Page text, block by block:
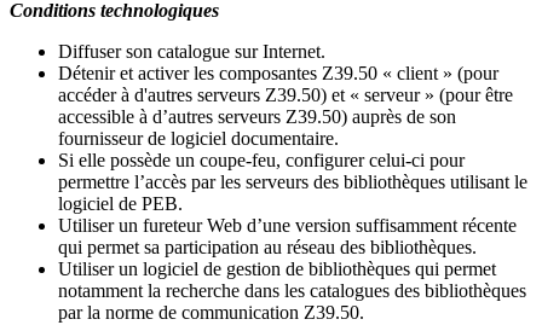
Conditions technologiques
Diffuser son catalogue sur Internet.
Détenir et activer les composantes Z39.50 « client » (pour
accéder à d'autres serveurs Z39.50) et « serveur » (pour être
accessible à d’autres serveurs Z39.50) auprès de son
fournisseur de logiciel documentaire.
Si elle possède un coupe-feu, configurer celui-ci pour
permettre l’accès par les serveurs des bibliothèques utilisant le
logiciel de PEB.
Utiliser un fureteur Web d’une version suffisamment récente
qui permet sa participation au réseau des bibliothèques.
Utiliser un logiciel de gestion de bibliothèques qui permet
notamment la recherche dans les catalogues des bibliothèques
par la norme de communication Z39.50.